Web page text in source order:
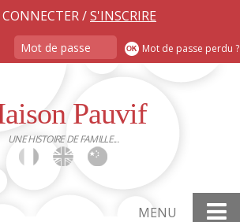
CONNECTER /S'INSCRIRE
Mot de passe perdu ?
Pauvif
UNE HISTOIRE DE FAMILLE...
MENU